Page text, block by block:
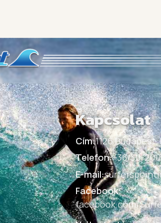
Kapcsolat
Cím:1126 Budapest,
Telefon:+36/30-
E-mail:
Facebook:
facebook.com/